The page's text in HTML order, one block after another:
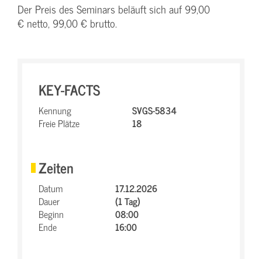
Der Preis des Seminars beläuft sich auf 99,00
€ netto, 99,00 € brutto.
KEY-FACTS
Kennung
SVGS-5834
Freie Plätze
18
Zeiten
Datum
17.12.2026
Dauer
(1 Tag)
Beginn
08:00
Ende
16:00